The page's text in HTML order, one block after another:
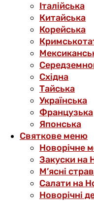
Італійська
Китайська
Корейська
Східна
Тайська
Українська
Французька
Японська
Святкове меню
Новорічне
Закуски на
М’ясні
Салати на
Новорічні